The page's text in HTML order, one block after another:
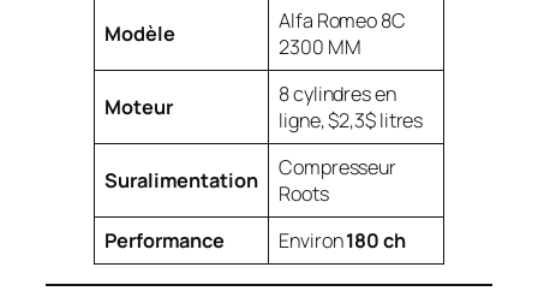
Modèle
Alfa Romeo 8C
2300 MM
Moteur
8 cylindres en
ligne, $2,3$ litres
Suralimentation
Compresseur
Roots
Performance
Environ180 ch